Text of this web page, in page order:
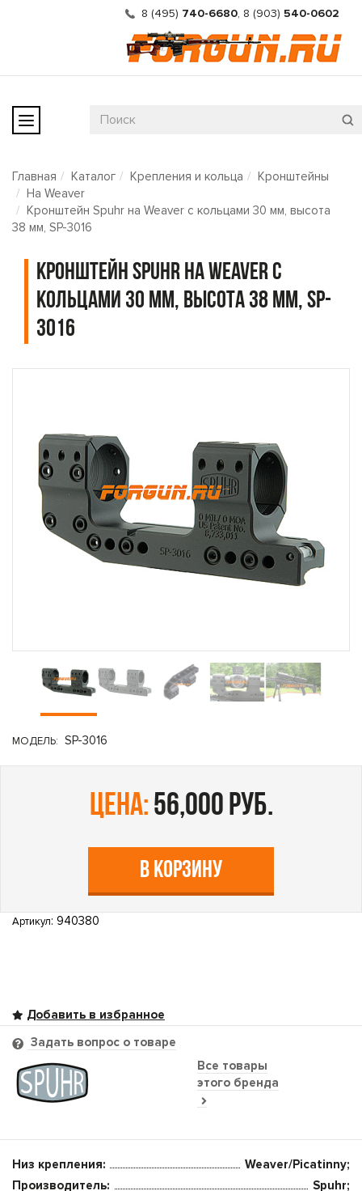
8 (495) 740-6680, 8 (903) 540-0602
Главная Каталог Крепления и кольца
Кронштейны
На Weaver
Кронштейн Spuhr на Weaver с кольцами 30 мм, высота
38 мм, SP-3016
Кронштейн Spuhr на Weaver с
кольцами 30 мм, высота 38 мм, SP-
3016
МОДЕЛЬ: SP-3016
цена: 56,000 руб.
В КОРЗИНУ
Артикул: 940380
Все товары
этого бренда
Задать вопрос о товаре
Низ крепления:
Weaver/Picatinny;
Производитель:
Spuhr;